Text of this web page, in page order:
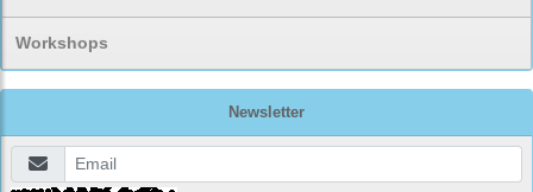
Workshops
Newsletter